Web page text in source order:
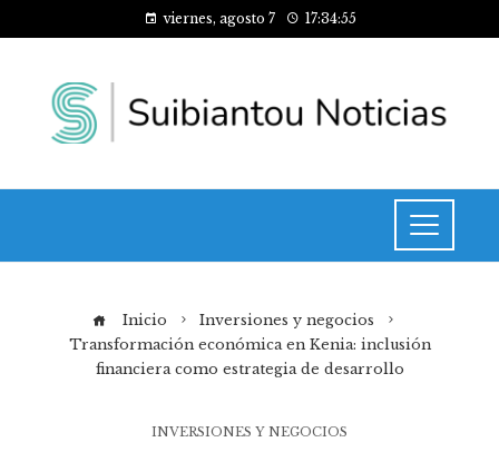
viernes, agosto 7 17:34:56
Inicio
Inversiones y negocios
Transformación económica en Kenia: inclusión
financiera como estrategia de desarrollo
INVERSIONES Y NEGOCIOS